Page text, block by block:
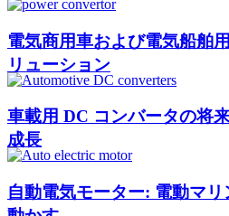
電気商用車および電気船舶
リューション
車載用 DC コンバータの将
成長
自動電気モーター: 電動マ